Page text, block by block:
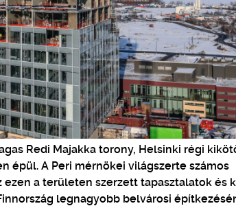
Redi Majakka torony, Helsinki régi
épül. A Peri mérnökei világszerte számos
a területen szerzett tapasztalatok és
legnagyobb belvárosi